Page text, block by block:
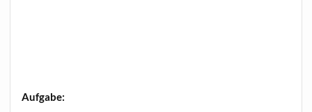
Auf­ga­be: